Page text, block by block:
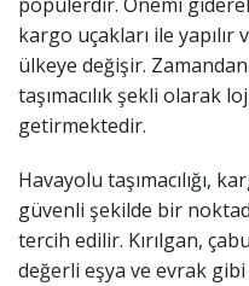
kargo uçakları ile
ülkeye değişir.
taşımacılık şekli olarak
getirmektedir.
Havayolu taşımacılığı,
güvenli şekilde bir
tercih edilir. Kırılgan,
değerli eşya ve evrak